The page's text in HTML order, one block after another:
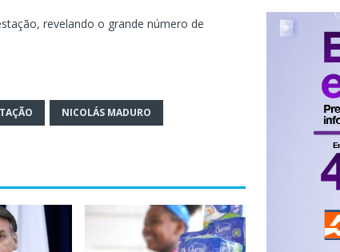
revelando o grande número de
NICOLÁS MADURO